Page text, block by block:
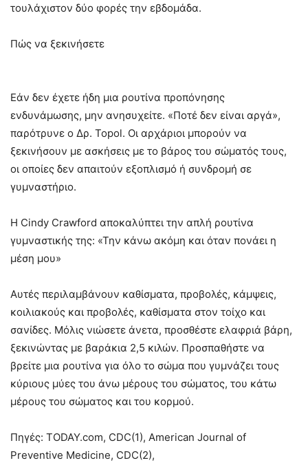
τουλάχιστον δύο φορές την εβδομάδα.
Πώς να ξεκινήσετε
Εάν δεν έχετε ήδη μια ρουτίνα προπόνησης
ενδυνάμωσης, μην ανησυχείτε. «Ποτέ δεν είναι αργά»,
παρότρυνε ο Δρ. Topol. Οι αρχάριοι μπορούν να
ξεκινήσουν με ασκήσεις με το βάρος του σώματός τους,
οι οποίες δεν απαιτούν εξοπλισμό ή συνδρομή σε
γυμναστήριο.
Η Cindy Crawford αποκαλύπτει την απλή ρουτίνα
γυμναστικής της: «Την κάνω ακόμη και όταν πονάει η
μέση μου»
Αυτές περιλαμβάνουν καθίσματα, προβολές, κάμψεις,
κοιλιακούς και προβολές, καθίσματα στον τοίχο και
σανίδες. Μόλις νιώσετε άνετα, προσθέστε ελαφριά βάρη,
ξεκινώντας με βαράκια 2,5 κιλών. Προσπαθήστε να
βρείτε μια ρουτίνα για όλο το σώμα που γυμνάζει τους
κύριους μύες του άνω μέρους του σώματος, του κάτω
μέρους του σώματος και του κορμού.
Πηγές: TODAY.com, CDC(1), American Journal of
Preventive Medicine, CDC(2),